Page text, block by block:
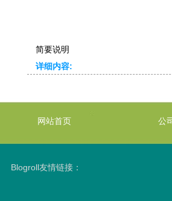
简要说明
详细内容:
网站首页 公
Blogroll友情链接：